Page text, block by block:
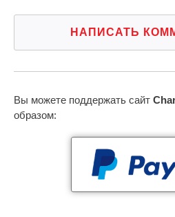
НАПИСАТЬ
Вы можете поддержать сайт
образом: